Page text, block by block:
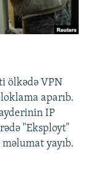
ölkədə VPN
aparıb.
IP
"Eksployt"
yayıb.